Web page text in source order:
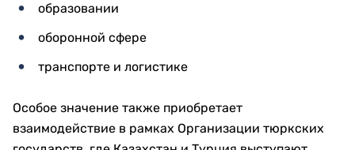
образовании
оборонной сфере
транспорте и логистике
Особое значение также приобретает
взаимодействие в рамках Организации тюркских